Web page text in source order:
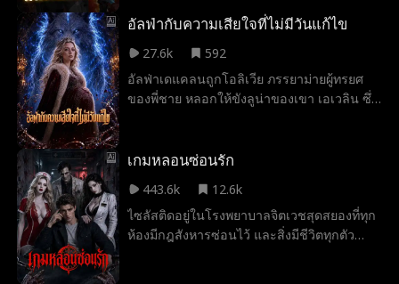
วางไว้ ในยามวิกฤต ลู่เจียงฉีกยันต์สะกดศพ
กลายร่างเป็นราชันย์ซอมบี้พลิกเกม ทว่าเขา
ทำให้สายใยของทั้งสองลึกซึ้งยิ่งขึ้น และเป็นจุด
เริ่มต้นการผจญภัยครั้งใหม่
ที่ทุกคนมองว่าไร้ค่า 3 คน ได้แก่ หัวหน้าทีม
ร่างกายผิดรูป และร่างโคลนที่อยู่ในสภาพปาง
ตาย ท่ามกลางเสียงหัวเราะเยาะของผู้คน เจียง
ฝานฉีดยาลึกลับให้พวกเธอ จนเกิดปาฏิหาริย์
A77 ปลุกพลังเคลื่อนย้ายในพริบตา สามสาว
แผนการร้ายของผู้พันจ้าวแห่งป้อมปราการ
ก็ตามมา ทั้งการโจมตีด้วยขีปนาวุธและการไล่
ล่าทั่วเมือง...
อัลฟ่ากับความเสียใจที่ไม่มีวันแก้ไข
27.6k
592
อัลฟ่าเดแคลนถูกโอลิเวีย ภรรยาม่ายผู้ทรยศ
ของพี่ชาย หลอกให้ขังลูน่าของเขา เอเวลิน ซึ่ง
ร้ายที่โอลิเวียวางไว้เพื่อแย่งตำแหน่งลูน่าจากเอ
เขาเชื่อ เดแคลนกลับมองว่าทุกอย่างเป็นเพียง
การแสดง จนกระทั่งความจริงบางอย่างค่อย ๆ
เปิดเผย และทำให้เขาต้องเผชิญกับผลลัพธ์ที่
เกมหลอนซ่อนรัก
443.6k
12.6k
ไซลัสติดอยู่ในโรงพยาบาลจิตเวชสุดสยองที่ทุก
ห้องมีกฎสังหารซ่อนไว้ และสิ่งมีชีวิตทุกตัว